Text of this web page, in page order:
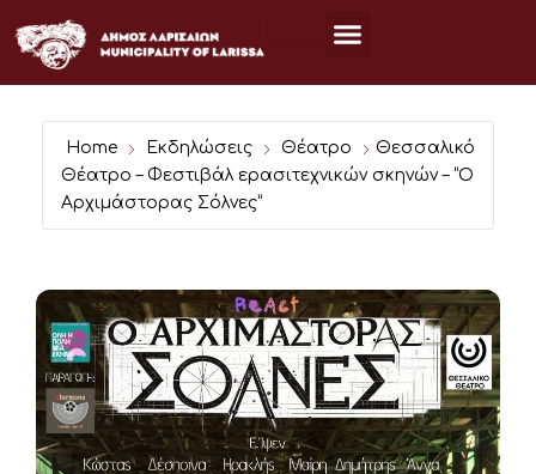
στο
περιεχόμενο
Home Εκδηλώσεις Θέατρο
Θεσσαλικό
Θέατρο – Φεστιβάλ ερασιτεχνικών σκηνών – “O
Αρχιμάστορας Σόλνες”